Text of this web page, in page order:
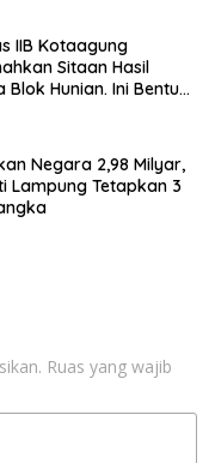
IIB Kotaagung
Sitaan Hasil
Blok Hunian. Ini Bentuk
Negara 2,98 Milyar,
Lampung Tetapkan 3
Ruas yang wajib